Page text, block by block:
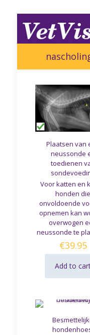
Plaatsen van
neussonde
toedienen
Voor katten en
honden die
onvoldoende
opnemen kan
overwogen
neussonde te
€39.95
Add to